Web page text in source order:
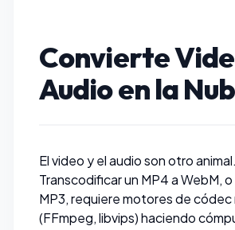
Convierte
Audio en la
El video y el audio son otro animal.
Transcodificar un MP4 a WebM, o
MP3, requiere motores de códec
(FFmpeg, libvips) haciendo